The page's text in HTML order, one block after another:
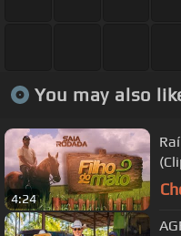
You may also
4:24
Raí